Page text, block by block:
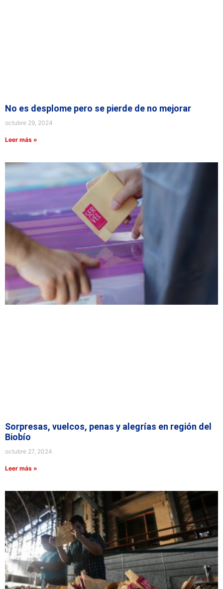
No es desplome pero se pierde de no mejorar
octubre 29, 2024
Leer más »
Sorpresas, vuelcos, penas y alegrías en región del
Biobío
octubre 27, 2024
Leer más »